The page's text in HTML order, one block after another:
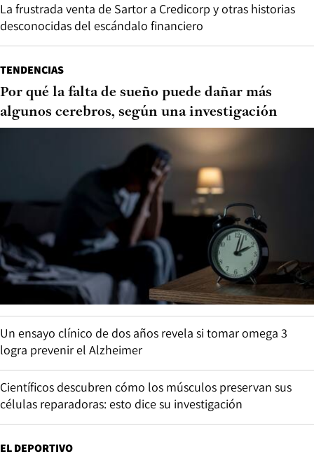
La frustrada venta de Sartor a Credicorp y otras historias
desconocidas del escándalo financiero
TENDENCIAS
Por qué la falta de sueño puede dañar más
algunos cerebros, según una investigación
Un ensayo clínico de dos años revela si tomar omega 3
logra prevenir el Alzheimer
Científicos descubren cómo los músculos preservan sus
células reparadoras: esto dice su investigación
EL DEPORTIVO